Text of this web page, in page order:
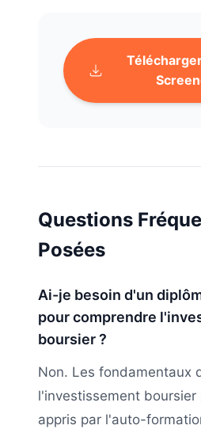
Questions
Posées
Ai-je besoin d'un
pour comprendre
boursier ?
Non. Les fondamentaux
l'investissement boursier
appris par l'auto-